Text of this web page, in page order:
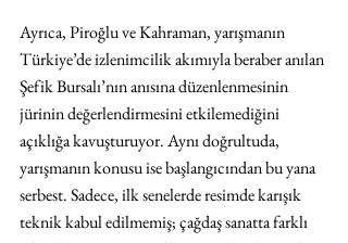
Ayrıca, Piroğlu ve Kahraman, yarışmanın
Türkiye’de izlenimcilik akımıyla beraber anılan
Şefik Bursalı’nın anısına düzenlenmesinin
jürinin değerlendirmesini etkilemediğini
açıklığa kavuşturuyor. Aynı doğrultuda,
yarışmanın konusu ise başlangıcından bu yana
serbest. Sadece, ilk senelerde resimde karışık
teknik kabul edilmemiş; çağdaş sanatta farklı